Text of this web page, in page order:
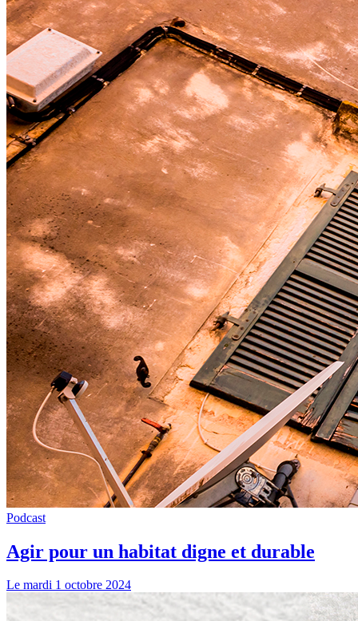
Podcast
Agir pour un habitat digne et durable
Le mardi 1 octobre 2024